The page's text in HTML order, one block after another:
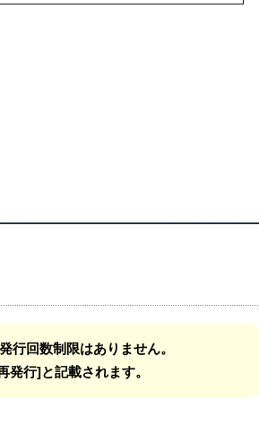
行回数制限はありません。
発行]と記載されます。